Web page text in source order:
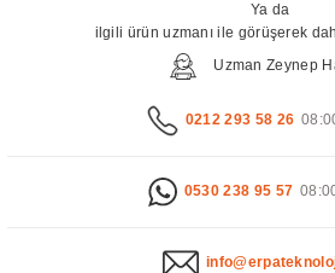
Ya da
ilgili ürün uzmanı ile görüşerek
Uzman Zeynep
0212 293 58 26
0530 238 95 57